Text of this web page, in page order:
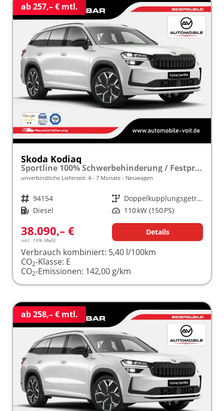
ab 257,– € mtl.
Skoda Kodiaq
Sportline 100% Schwerbehinderung / Festpreisgarantie* Modelljahr 2.0 TDI 150 PS DSG "Sonderangebot bei Schwerbehinderung" frei konfigurierbar!
unverbindliche Lieferzeit: 4 - 7 Monate Neuwagen
Fahrzeugnr. 94154 Getriebe
Doppelkupplungsgetriebe (DSG)
Kraftstoff Diesel Leistung 110 kW (150 PS)
38.090,– €
incl. 19% MwSt.
Details
Verbrauch kombiniert: 5,40 l/100km
CO2-Klasse: E
CO2-Emissionen: 142,00 g/km
ab 258,– € mtl.